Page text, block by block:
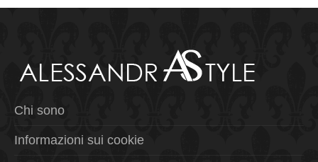
Chi sono
Informazioni sui cookie